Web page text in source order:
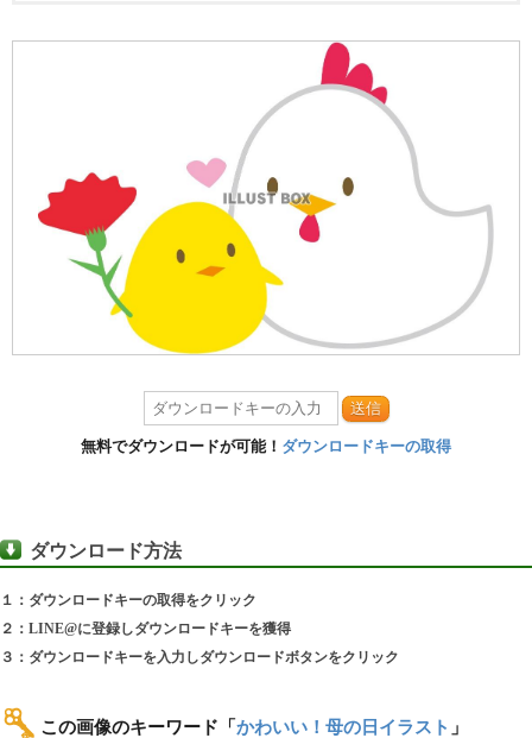
送信
無料でダウンロードが可能！ ダウンロードキーの取得
ダウンロード方法
１：ダウンロードキーの取得をクリック
２：LINE@に登録しダウンロードキーを獲得
３：ダウンロードキーを入力しダウンロードボタンをクリック
この画像のキーワード 「かわいい！母の日イラスト 」